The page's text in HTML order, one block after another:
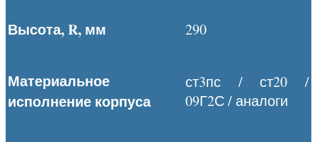
Высота,R, мм 290
Материальное
исполнение корпуса
ст3пс / ст20 /
09Г2С / аналоги